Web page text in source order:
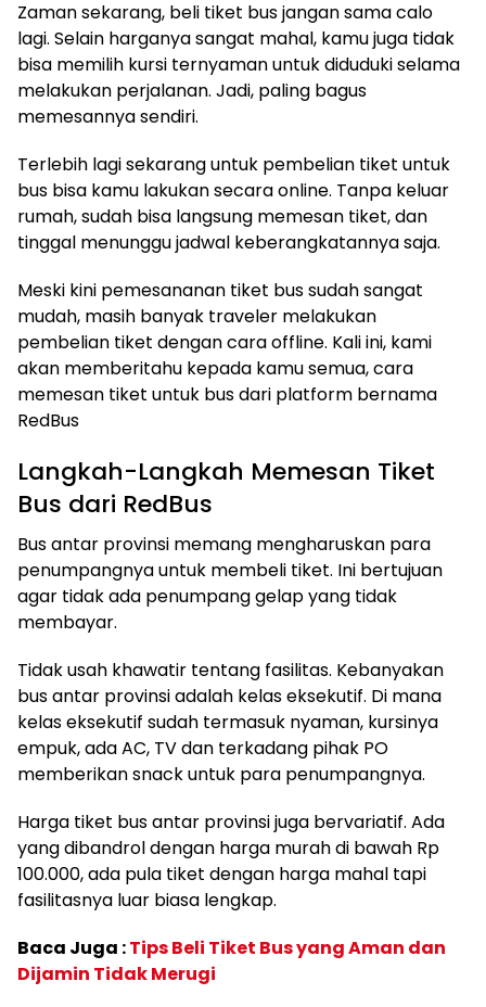
Zaman sekarang, beli tiket bus jangan sama calo
lagi. Selain harganya sangat mahal, kamu juga tidak
bisa memilih kursi ternyaman untuk diduduki selama
melakukan perjalanan. Jadi, paling bagus
memesannya sendiri.
Terlebih lagi sekarang untuk pembelian tiket untuk
bus bisa kamu lakukan secara online. Tanpa keluar
rumah, sudah bisa langsung memesan tiket, dan
tinggal menunggu jadwal keberangkatannya saja.
Meski kini pemesananan tiket bus sudah sangat
mudah, masih banyak traveler melakukan
pembelian tiket dengan cara offline. Kali ini, kami
akan memberitahu kepada kamu semua, cara
memesan tiket untuk bus dari platform bernama
RedBus
Langkah-Langkah Memesan Tiket
Bus dari RedBus
Bus antar provinsi memang mengharuskan para
penumpangnya untuk membeli tiket. Ini bertujuan
agar tidak ada penumpang gelap yang tidak
membayar.
Tidak usah khawatir tentang fasilitas. Kebanyakan
bus antar provinsi adalah kelas eksekutif. Di mana
kelas eksekutif sudah termasuk nyaman, kursinya
empuk, ada AC, TV dan terkadang pihak PO
memberikan snack untuk para penumpangnya.
Harga tiket bus antar provinsi juga bervariatif. Ada
yang dibandrol dengan harga murah di bawah Rp
100.000, ada pula tiket dengan harga mahal tapi
fasilitasnya luar biasa lengkap.
Baca Juga :Tips Beli Tiket Bus yang Aman dan
Dijamin Tidak Merugi